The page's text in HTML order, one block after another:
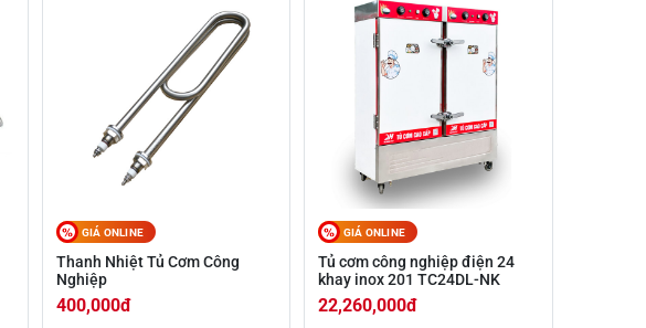
GIÁ ONLINE
Thanh Nhiệt Tủ Cơm Công
Nghiệp
400,000đ
GIÁ ONLINE
Tủ cơm công nghiệp điện 24
khay inox 201 TC24DL-NK
22,260,000đ